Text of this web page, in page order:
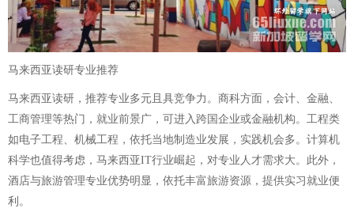
马来西亚读研专业推荐
马来西亚读研，推荐专业多元且具竞争力。商科方面，会计、金融、
工商管理等热门，就业前景广，可进入跨国企业或金融机构。工程类
如电子工程、机械工程，依托当地制造业发展，实践机会多。计算机
科学也值得考虑，马来西亚IT行业崛起，对专业人才需求大。此外，
酒店与旅游管理专业优势明显，依托丰富旅游资源，提供实习就业便
利。